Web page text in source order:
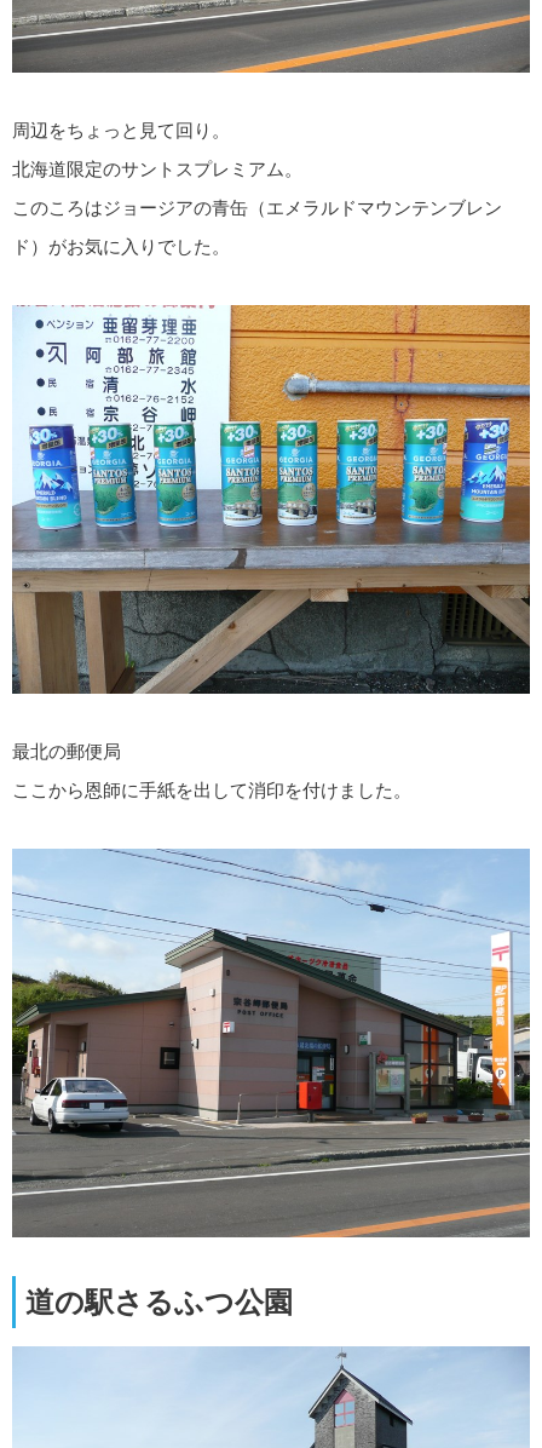
周辺をちょっと見て回り。
北海道限定のサントスプレミアム。
このころはジョージアの青缶（エメラルドマウンテンブレン
ド）がお気に入りでした。
最北の郵便局
ここから恩師に手紙を出して消印を付けました。
道の駅さるふつ公園